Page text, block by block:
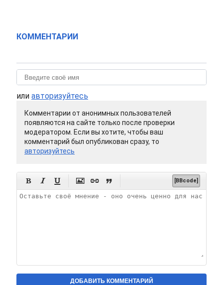
КОММЕНТАРИИ
или авторизуйтесь
Комментарии от анонимных пользователей
появляются на сайте только после проверки
модератором. Если вы хотите, чтобы ваш
комментарий был опубликован сразу, то
авторизуйтесь
      [BBcode]